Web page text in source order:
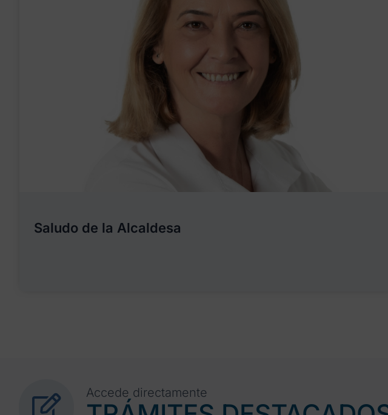
Saludo de la Alcaldesa
Accede directamente